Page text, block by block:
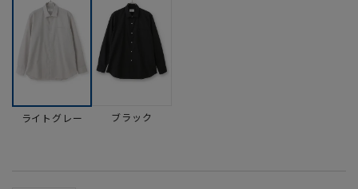
ライトグレー ブラック